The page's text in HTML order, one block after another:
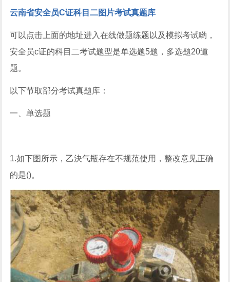
云南省安全员C证科目二图片考试真题库
可以点击上面的地址进入在线做题练题以及模拟考试哟，
安全员c证的科目二考试题型是单选题5题，多选题20道
题。
以下节取部分考试真题库：
一、单选题
1.如下图所示，乙決气瓶存在不规范使用，整改意见正确
的是()。